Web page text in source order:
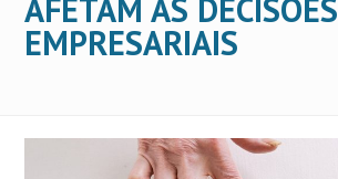
AFETAM AS DECISÕES
EMPRESARIAIS